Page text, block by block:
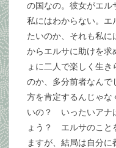
の国なの。彼女がエル
私にはわからない。エ
たいのか、それも私
からエルサに助けを求
ょに二人で楽しく生
のか、多分前者なんで
方を肯定するんじゃな
いの？ いったいアナ
ょう？ エルサのこと
ますが、結局は自分